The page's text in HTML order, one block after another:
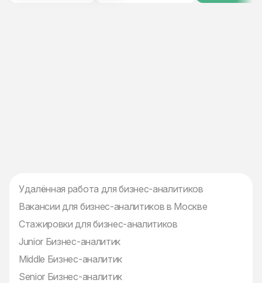
Удалённая работа для бизнес-аналитиков
Вакансии для бизнес-аналитиков в Москве
Стажировки для бизнес-аналитиков
Junior Бизнес-аналитик
Middle Бизнес-аналитик
Senior Бизнес-аналитик